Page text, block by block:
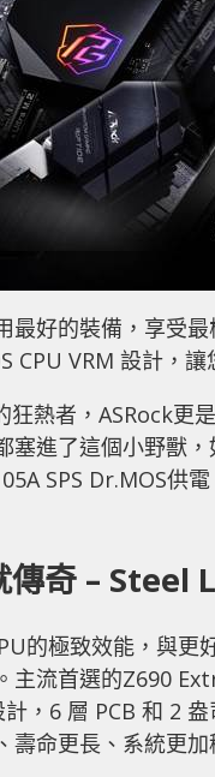
最好的裝備，享受
CPU VRM 設計，讓
狂熱者，ASRock
塞進了這個小野獸
SPS Dr.MOS供
傳奇 –
的極致效能，與更
主流首選的Z690
，6 層 PCB 和 2
命更長、系統更加